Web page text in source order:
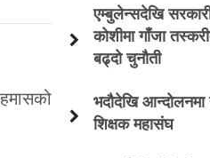
एम्बुलेन्सदेखि
कोशीमा गाँजा
बढ्दो चुनौती
भदौदेखि आन्दोलनमा
शिक्षक महासंघ